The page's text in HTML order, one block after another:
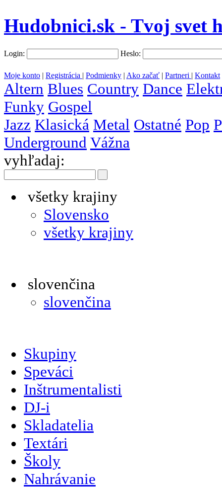
Hudobnici.sk - Tvoj svet
Login: Heslo:
Moje konto | Registrácia | Podmienky | Ako začať | Partneri | Kontakt
Altern Blues Country Dance
Funky Gospel
Jazz Klasická Metal Ostatné Pop
Underground Vážna
vyhľadaj:
všetky krajiny
Slovensko
všetky krajiny
slovenčina
slovenčina
Skupiny
Speváci
Inštrumentalisti
DJ-i
Skladatelia
Textári
Školy
Nahrávanie